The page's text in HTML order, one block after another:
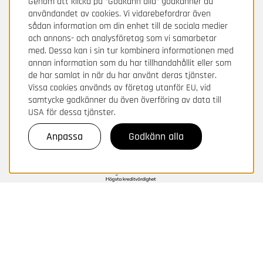
användandet av cookies. Vi vidarebefordrar även
sådan information om din enhet till de sociala medier
och annons- och analysföretag som vi samarbetar
med. Dessa kan i sin tur kombinera informationen med
annan information som du har tillhandahållit eller som
de har samlat in när du har använt deras tjänster.
Vissa cookies används av företag utanför EU, vid
samtycke godkänner du även överföring av data till
USA för dessa tjänster.
Anpassa Godkänn alla